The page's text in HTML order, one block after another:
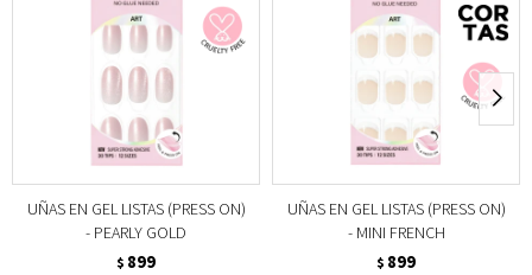
UÑAS EN GEL LISTAS (PRESS ON)
- PEARLY GOLD
$ 899
UÑAS EN GEL LISTAS (PRESS ON)
- MINI FRENCH
$ 899